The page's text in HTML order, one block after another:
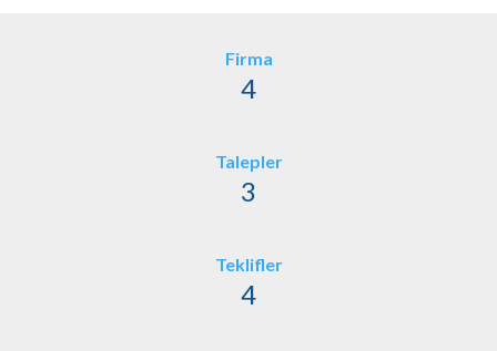
Firma
4
Talepler
3
Teklifler
4